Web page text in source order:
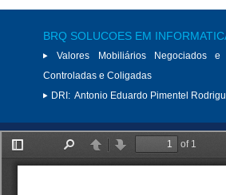
BRQ SOLUCOES EM
Valores Mobiliários Negociados
Controladas e Coligadas
DRI: Antonio Eduardo Pimentel